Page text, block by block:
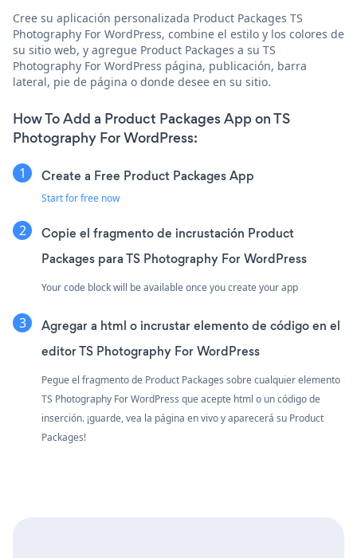
Cree su aplicación personalizada Product Packages TS
Photography For WordPress, combine el estilo y los colores de
su sitio web, y agregue Product Packages a su TS
Photography For WordPress página, publicación, barra
lateral, pie de página o donde desee en su sitio.
How To Add a Product Packages App on TS
Photography For WordPress:
Create a Free Product Packages App
Start for free now
Copie el fragmento de incrustación Product
Packages para TS Photography For WordPress
Your code block will be available once you create your app
Agregar a html o incrustar elemento de código en el
editor TS Photography For WordPress
Pegue el fragmento de Product Packages sobre cualquier elemento
TS Photography For WordPress que acepte html o un código de
inserción. ¡guarde, vea la página en vivo y aparecerá su Product
Packages!